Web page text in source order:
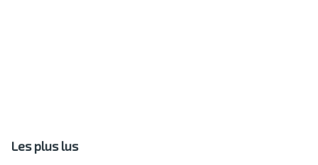
Les plus lus